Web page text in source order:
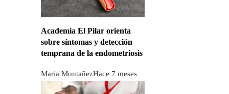
Academia El Pilar orienta
sobre síntomas y detección
temprana de la endometriosis
Maria MontañezHace 7 meses